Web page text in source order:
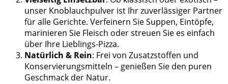
unser Knoblauchpulver ist Ihr zuverlässiger Partner
für alle Gerichte. Verfeinern Sie Suppen, Eintöpfe,
marinieren Sie Fleisch oder streuen Sie es einfach
über Ihre Lieblings-Pizza.
Natürlich & Rein: Frei von Zusatzstoffen und
Konservierungsmitteln – genießen Sie den puren
Geschmack der Natur.